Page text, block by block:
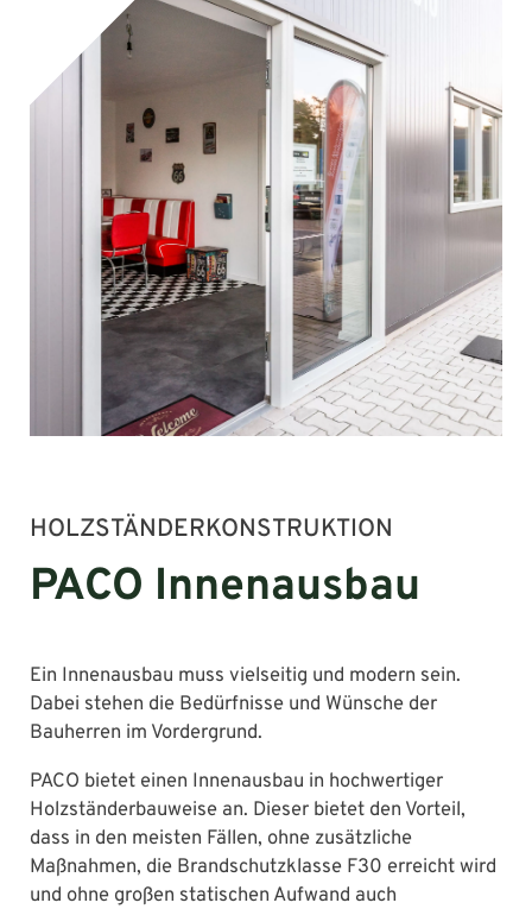
HOLZSTÄNDERKONSTRUKTION
PACO Innenausbau
Ein Innenausbau muss vielseitig und modern sein.
Dabei stehen die Bedürfnisse und Wünsche der
Bauherren im Vordergrund.
PACO bietet einen Innenausbau in hochwertiger
Holzständerbauweise an. Dieser bietet den Vorteil,
dass in den meisten Fällen, ohne zusätzliche
Maßnahmen, die Brandschutzklasse F30 erreicht wird
und ohne großen statischen Aufwand auch